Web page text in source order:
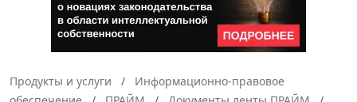
Продукты и услуги
Информационно-правовое